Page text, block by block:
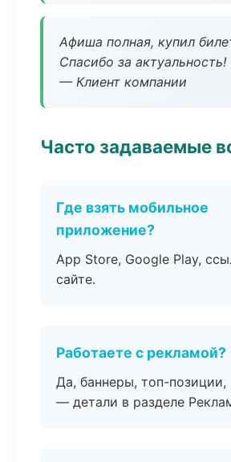
Афиша полная, купил
Спасибо за актуальность!
— Клиент компании
Часто задаваемые
Где взять мобильное
приложение?
App Store, Google Play,
сайте.
Работаете с рекламой?
Да, баннеры, топ-позиции,
— детали в разделе